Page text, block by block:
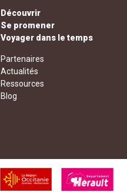
Découvrir
Se promener
Voyager dans le temps
Partenaires
Actualités
Ressources
Blog